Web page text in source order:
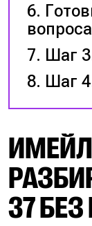
Шаг
Шаг
ИМЕЙЛ
37